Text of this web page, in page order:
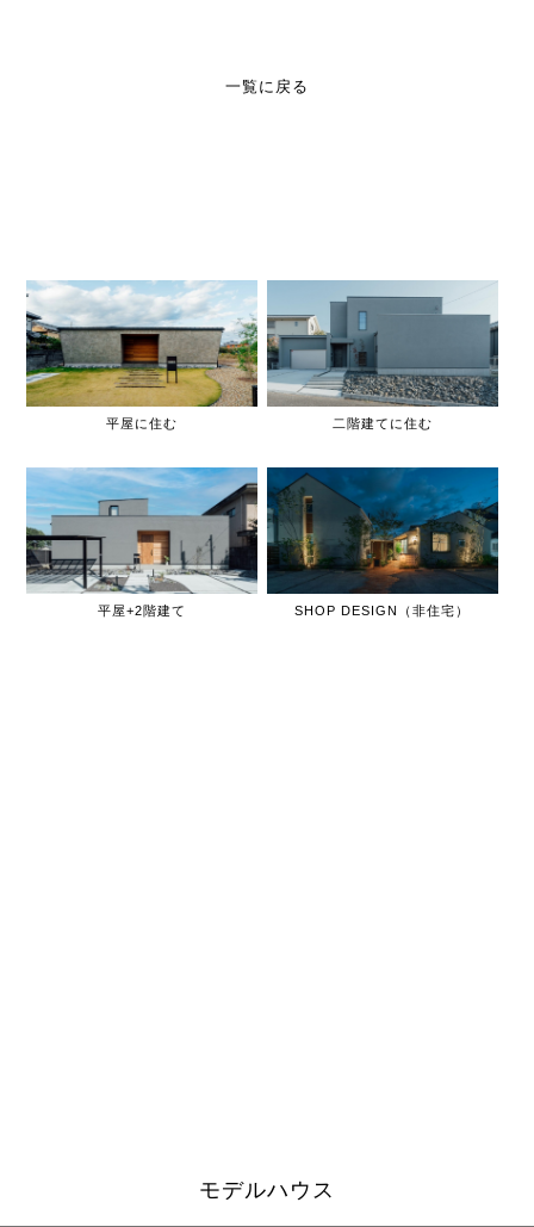
一覧に戻る
平屋に住む 二階建てに住む
平屋+2階建て SHOP DESIGN（非住宅）
モデルハウス